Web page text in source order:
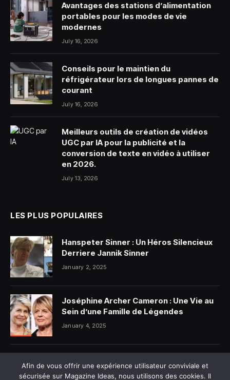
Avantages des stations d’alimentation
portables pour les modes de vie
modernes
July 16, 2026
Conseils pour le maintien du
réfrigérateur lors de longues pannes de
courant
July 16, 2026
Meilleurs outils de création de vidéos
UGC par IA pour la publicité et la
conversion de texte en vidéo à utiliser
en 2026.
July 13, 2026
LES PLUS POPULAIRES
Hanspeter Sinner : Un Héros Silencieux
Derriere Jannik Sinner
January 2, 2025
Joséphine Archer Cameron : Une Vie au
Sein d’une Famille de Légendes
January 4, 2025
l’on sait vraiment
Afin de vous offrir une expérience utilisateur conviviale et
sécurisée sur Magazine Ideas, nous utilisons des cookies. Il